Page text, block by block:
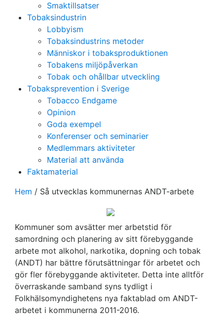
Smaktillsatser
Tobaksindustrin
Lobbyism
Tobaksindustrins metoder
Människor i tobaksproduktionen
Tobakens miljöpåverkan
Tobak och ohållbar utveckling
Tobaksprevention i Sverige
Tobacco Endgame
Opinion
Goda exempel
Konferenser och seminarier
Medlemmars aktiviteter
Material att använda
Faktamaterial
Hem / Så utvecklas kommunernas ANDT-arbete
Kommuner som avsätter mer arbetstid för
samordning och planering av sitt förebyggande
arbete mot alkohol, narkotika, dopning och tobak
(ANDT) har bättre förutsättningar för arbetet och
gör fler förebyggande aktiviteter. Detta inte alltför
överraskande samband syns tydligt i
Folkhälsomyndighetens nya faktablad om ANDT-
arbetet i kommunerna 2011-2016.